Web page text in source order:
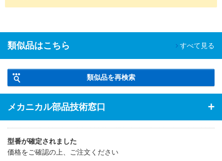
類似品はこちら すべて見る
類似品を再検索
メカニカル部品技術窓口
型番が確定されました
価格をご確認の上、ご注文ください